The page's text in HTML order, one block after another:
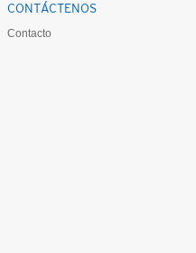
CONTÁCTENOS
Contacto